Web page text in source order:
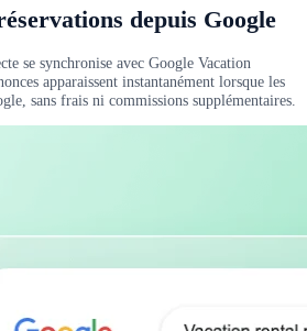
depuis Google
se synchronise avec Google Vacation
apparaissent instantanément lorsque les
sans frais ni commissions supplémentaires.